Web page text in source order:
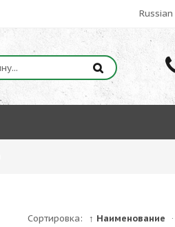
Сортировка: ↑ Наименование ·